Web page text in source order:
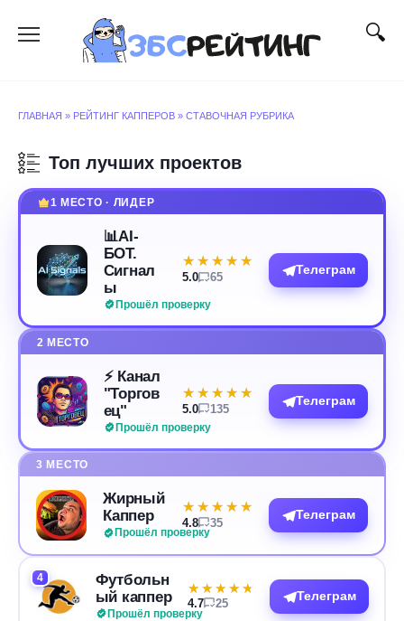
содержанию
ГЛАВНАЯ » РЕЙТИНГ КАППЕРОВ » СТАВОЧНАЯ РУБРИКА
Топ лучших проектов
1 МЕСТО · ЛИДЕР
📊AI-
БОТ.
Сигнал
ы
Прошёл проверку
★★★★★
★★★★★
5.0 65
Телеграм
2 МЕСТО
⚡️ Канал
"Торгов
ец"
Прошёл проверку
★★★★★
★★★★★
5.0 135
Телеграм
3 МЕСТО
Жирный
Каппер
Прошёл проверку
★★★★★
★★★★★
4.8 35
Телеграм
4
Футбольн
ый каппер
Прошёл проверку
★★★★★
★★★★★
4.7 25
Телеграм